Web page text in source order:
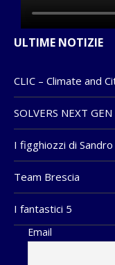
ULTIME NOTIZIE
CLIC – Climate and
SOLVERS NEXT GEN
I figghiozzi di Sandro
Team Brescia
I fantastici 5
Email